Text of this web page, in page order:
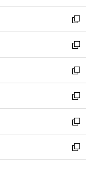
開
く
ウ
で
開
く
ン
ド
ウ
で
開
く
新
し
い
ウ
ィ
ン
ド
ウ
で
開
く
新
し
い
ウ
ィ
ン
ド
ウ
で
開
新
し
い
ウ
ィ
ン
ド
ウ
新
し
い
ウ
ィ
ン
新
し
い
ウ
新
し